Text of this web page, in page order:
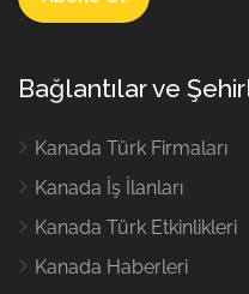
Bağlantılar ve
Kanada Türk Firmaları
Kanada İş İlanları
Kanada Türk Etkinlikleri
Kanada Haberleri